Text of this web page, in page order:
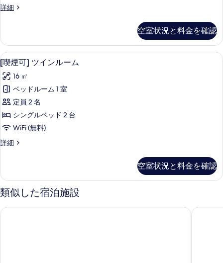
示
ル
ー
ム
の
す
べ
て
の
写
真
示
す
る
詳細
[喫
ミ
ダ
ブ
ル
ル
ー
ム
の
詳
細
空室状況と料金を確認
[喫
煙
可]
ツ
イ
ン
ー
の
す
べ
て
[喫煙可] ツインルーム | 羽毛の掛け
9
[喫煙可] ツインルーム
16 ㎡
ベッドルーム 1 室
定員 2 名
シングルベッド 2 台
WiFi (無料)
詳細
[喫
イ
ン
ル
ム
空室状況と料金を確認
類似した宿泊施設
スマイルホテル東京新小岩 ホテル